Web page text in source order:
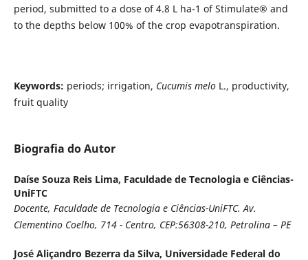
period, submitted to a dose of 4.8 L ha-1 of Stimulate® and
to the depths below 100% of the crop evapotranspiration.
Keywords: periods; irrigation, Cucumis meloL., productivity,
fruit quality
Biografia do Autor
Daíse Souza Reis Lima, Faculdade de Tecnologia e Ciências-
UniFTC
Docente, Faculdade de Tecnologia e Ciências-UniFTC. Av.
Clementino Coelho, 714 - Centro, CEP:56308-210, Petrolina – PE
José Aliçandro Bezerra da Silva, Universidade Federal do